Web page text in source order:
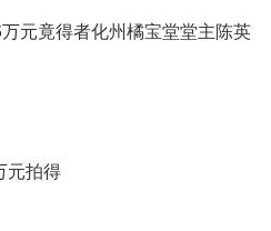
元竟得者化州橘宝堂堂主陈英
元拍得